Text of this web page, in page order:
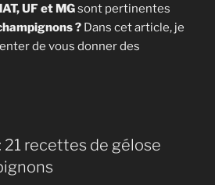
UF et MGsont pertinentes
? Dans cet article, je
de vous donner des
UF
21 recettes de gélose